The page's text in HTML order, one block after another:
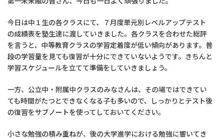
今日は中１生の各クラスにて、７月度単元別レベルアップテスト
の成績表を塾生達に渡していきました。各クラスを合わせた総評
を言うと、中等教育クラスの学習定着度が低い傾向があります。普
段の学習量を見ても復習が十分にできていないようです。きちんと
学習スケジュールを立てて準備をしていきましょう。
一方、公立中・附属中クラスのみなさんは、その場ではできてい
ても時間がたつとできなくなる子も多いので、しっかりとテスト後
の復習をサブノートを使ってしておいてください。
小さな勉強の積み重ねが、後の大学進学における勉強に響いてき